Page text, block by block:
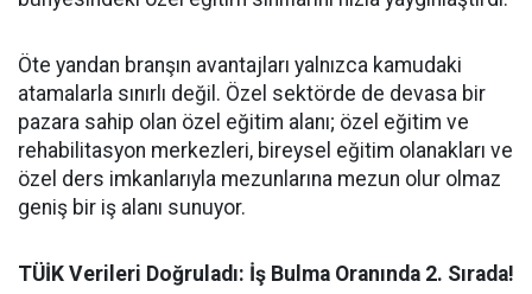
​Öte yandan branşın avantajları yalnızca kamudaki
atamalarla sınırlı değil. Özel sektörde de devasa bir
pazara sahip olan özel eğitim alanı; özel eğitim ve
rehabilitasyon merkezleri, bireysel eğitim olanakları ve
özel ders imkanlarıyla mezunlarına mezun olur olmaz
geniş bir iş alanı sunuyor.
​TÜİK Verileri Doğruladı: İş Bulma Oranında 2. Sırada!